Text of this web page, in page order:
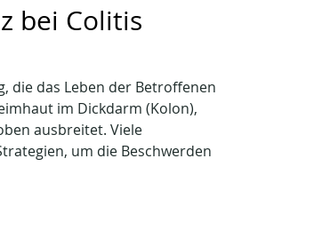
bei Colitis
die das Leben der Betroffenen
im Dickdarm (Kolon),
ausbreitet. Viele
um die Beschwerden